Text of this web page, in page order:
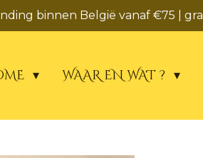
binnen België vanaf €75 |
WAAR EN WAT ?